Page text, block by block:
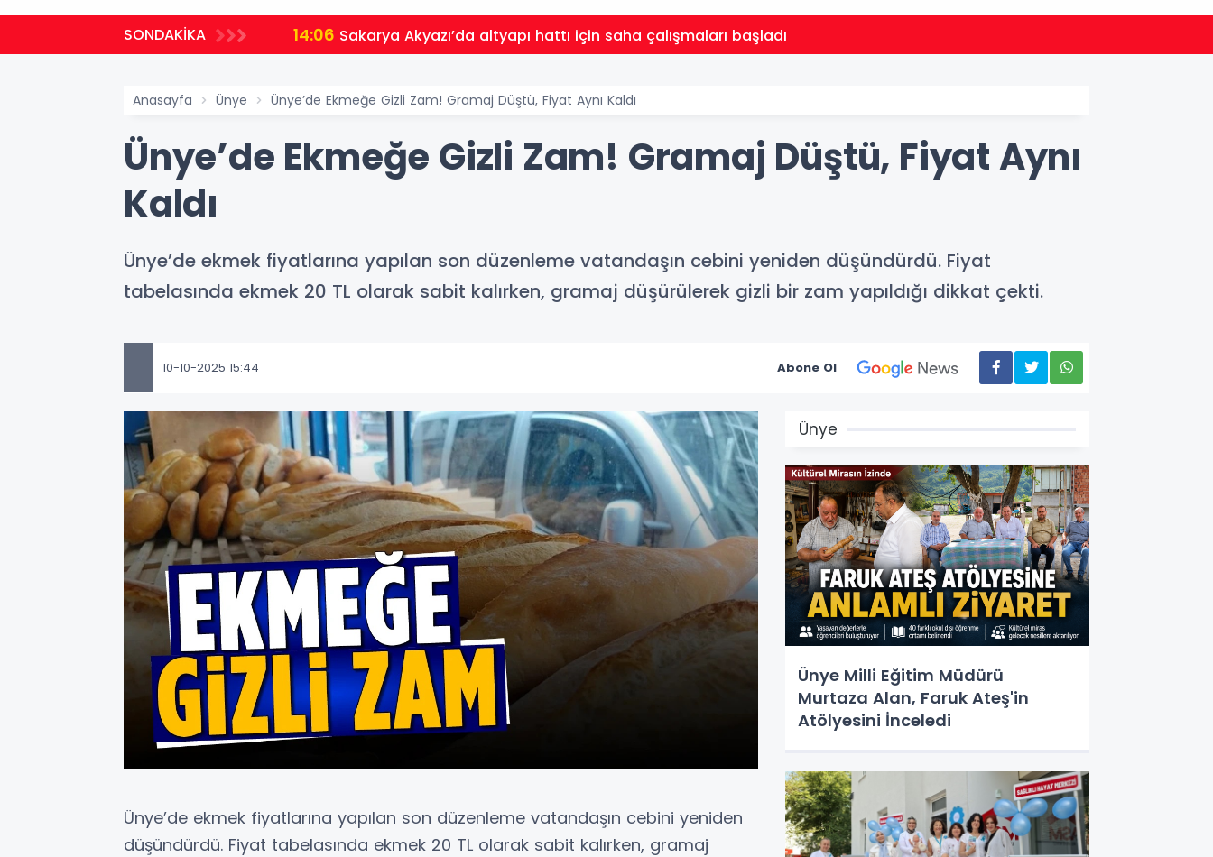
SONDAKİKA
türü kayıt altına alındı 14:06 Sakarya Akyazı’da altyapı hattı için saha çalışmaları başladı
Anasayfa Ünye Ünye’de Ekmeğe Gizli Zam! Gramaj Düştü, Fiyat Aynı Kaldı
Ünye’de Ekmeğe Gizli Zam! Gramaj Düştü, Fiyat Aynı
Kaldı
Ünye’de ekmek fiyatlarına yapılan son düzenleme vatandaşın cebini yeniden düşündürdü. Fiyat
tabelasında ekmek 20 TL olarak sabit kalırken, gramaj düşürülerek gizli bir zam yapıldığı dikkat çekti.
10-10-2025 15:44 Abone Ol
Ünye’de ekmek fiyatlarına yapılan son düzenleme vatandaşın cebini yeniden
düşündürdü. Fiyat tabelasında ekmek 20 TL olarak sabit kalırken, gramaj
Ünye
Ünye Milli Eğitim Müdürü
Murtaza Alan, Faruk Ateş'in
Atölyesini İnceledi